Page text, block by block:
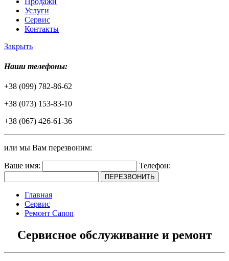
Услуги
Сервис
Контакты
Закрыть
Наши телефоны:
+38 (099) 782-86-62
+38 (073) 153-83-10
+38 (067) 426-61-36
или мы Вам перезвоним:
Ваше имя: Телефон:
Главная
Сервис
Ремонт Canon
Сервисное обслуживание и ремонт